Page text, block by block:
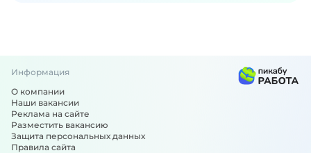
Информация
О компании
Наши вакансии
Реклама на сайте
Разместить вакансию
Защита персональных данных
Правила сайта